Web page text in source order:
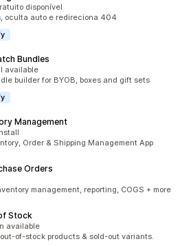
disponível
oculta auto e redireciona 404
Bundles
available
builder for BYOB, boxes and gift sets
Management
Order & Shipping Management App
Orders
management, reporting, COGS + more
Stock
available
of-stock products & sold-out variants.